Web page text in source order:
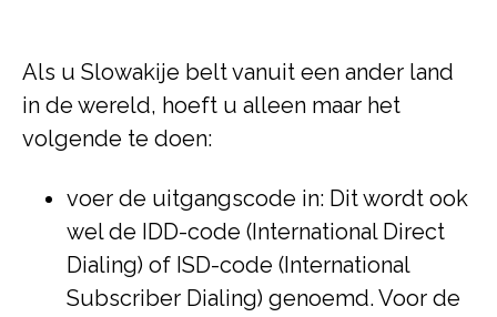
Als u Slowakije belt vanuit een ander land
in de wereld, hoeft u alleen maar het
volgende te doen:
voer de uitgangscode in: Dit wordt ook
wel de IDD-code (International Direct
Dialing) of ISD-code (International
Subscriber Dialing) genoemd. Voor de